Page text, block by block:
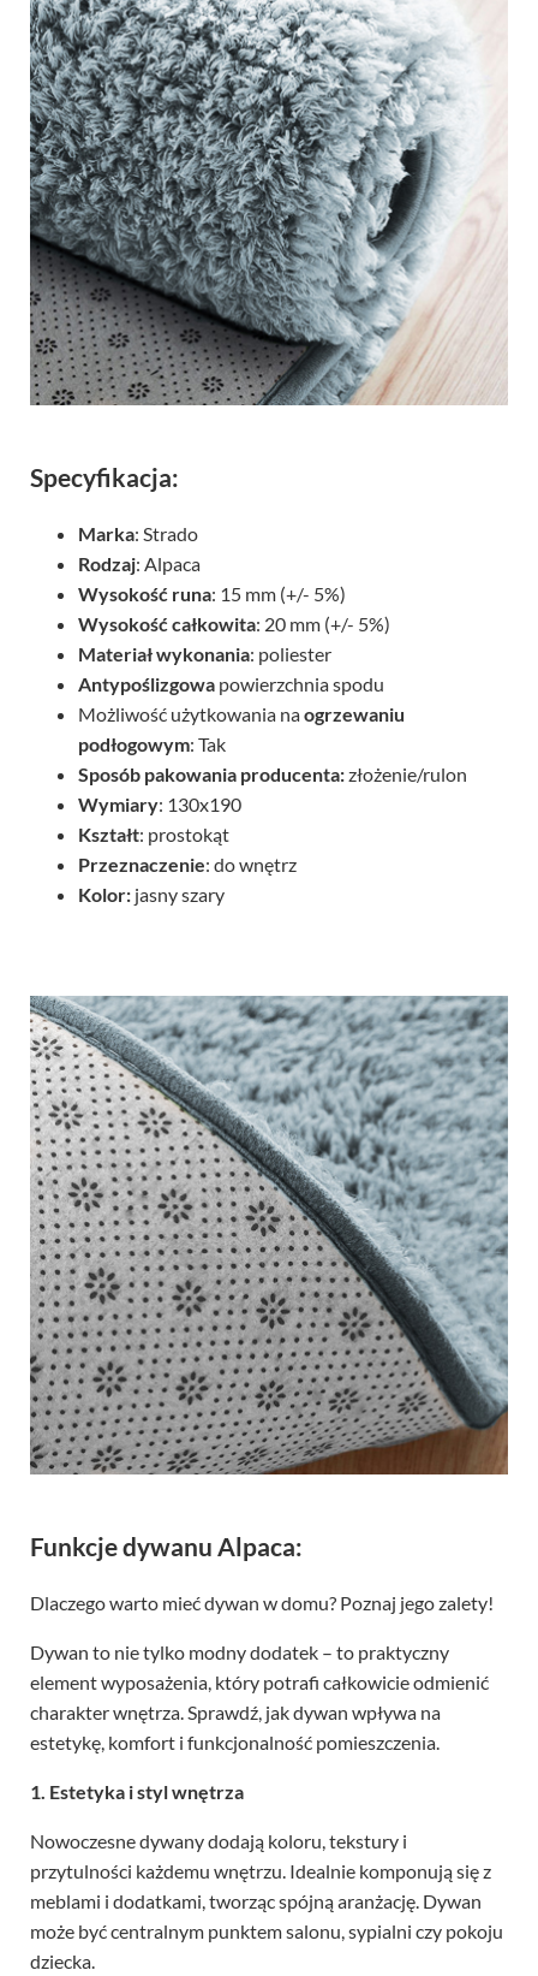
Specyfikacja:
Marka: Strado
Rodzaj: Alpaca
Wysokość runa: 15 mm (+/- 5%)
Wysokość całkowita: 20 mm (+/- 5%)
Materiał wykonania: poliester
Antypoślizgowa powierzchnia spodu
Możliwość użytkowania naogrzewaniu
podłogowym: Tak
Sposób pakowania producenta:złożenie/rulon
Wymiary: 130x190
Kształt: prostokąt
Przeznaczenie: do wnętrz
Kolor: jasny szary
Funkcje dywanu Alpaca:
Dlaczego warto mieć dywan w domu? Poznaj jego zalety!
Dywan to nie tylko modny dodatek – to praktyczny
element wyposażenia, który potrafi całkowicie odmienić
charakter wnętrza. Sprawdź, jak dywan wpływa na
estetykę, komfort i funkcjonalność pomieszczenia.
1. Estetyka i styl wnętrza
Nowoczesne dywany dodają koloru, tekstury i
przytulności każdemu wnętrzu. Idealnie komponują się z
meblami i dodatkami, tworząc spójną aranżację. Dywan
może być centralnym punktem salonu, sypialni czy pokoju
dziecka.